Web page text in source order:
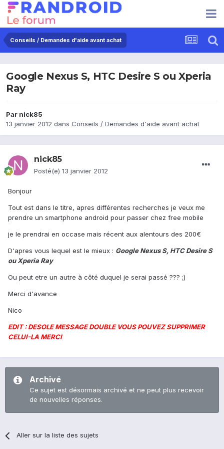
Conseils / Demandes d'aide avant achat
Google Nexus S, HTC Desire S ou Xperia
Ray
Par nick85
13 janvier 2012 dans Conseils / Demandes d'aide avant achat
nick85
Posté(e) 13 janvier 2012
Bonjour
Tout est dans le titre, apres différentes recherches je veux me
prendre un smartphone android pour passer chez free mobile
je le prendrai en occase mais récent aux alentours des 200€
D'apres vous lequel est le mieux : Google Nexus S, HTC Desire S
ou Xperia Ray
Ou peut etre un autre à côté duquel je serai passé ??? ;)
Merci d'avance
Nico
EDIT : DESOLE MESSAGE DOUBLE VOUS POUVEZ SUPPRIMER
CELUI-LA MERCI
Archivé
Ce sujet est désormais archivé et ne peut plus recevoir
de nouvelles réponses.
Aller sur la liste des sujets